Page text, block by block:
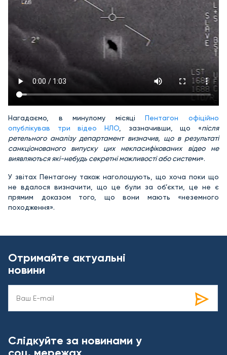
Нагадаємо, в минулому місяціПентагон офіційно
опублікував три відео НЛО, зазначивши, що «після
ретельного аналізу департамент визначив, що в результаті
санкціонованого випуску цих некласифікованих відео не
виявляються які-небудь секретні можливості або системи».
У звітах Пентагону також наголошують, що хоча поки що
не вдалося визначити, що це були за об’єкти, це не є
прямим доказом того, що вони мають «неземного
походження».
Отримайте актуальні
новини
Слідкуйте за новинами у